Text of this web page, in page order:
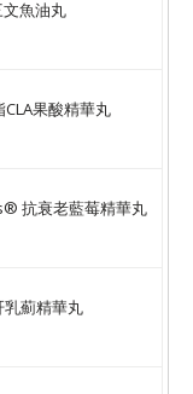
魚油丸
果酸精華丸
抗衰老藍莓精華丸
薊精華丸